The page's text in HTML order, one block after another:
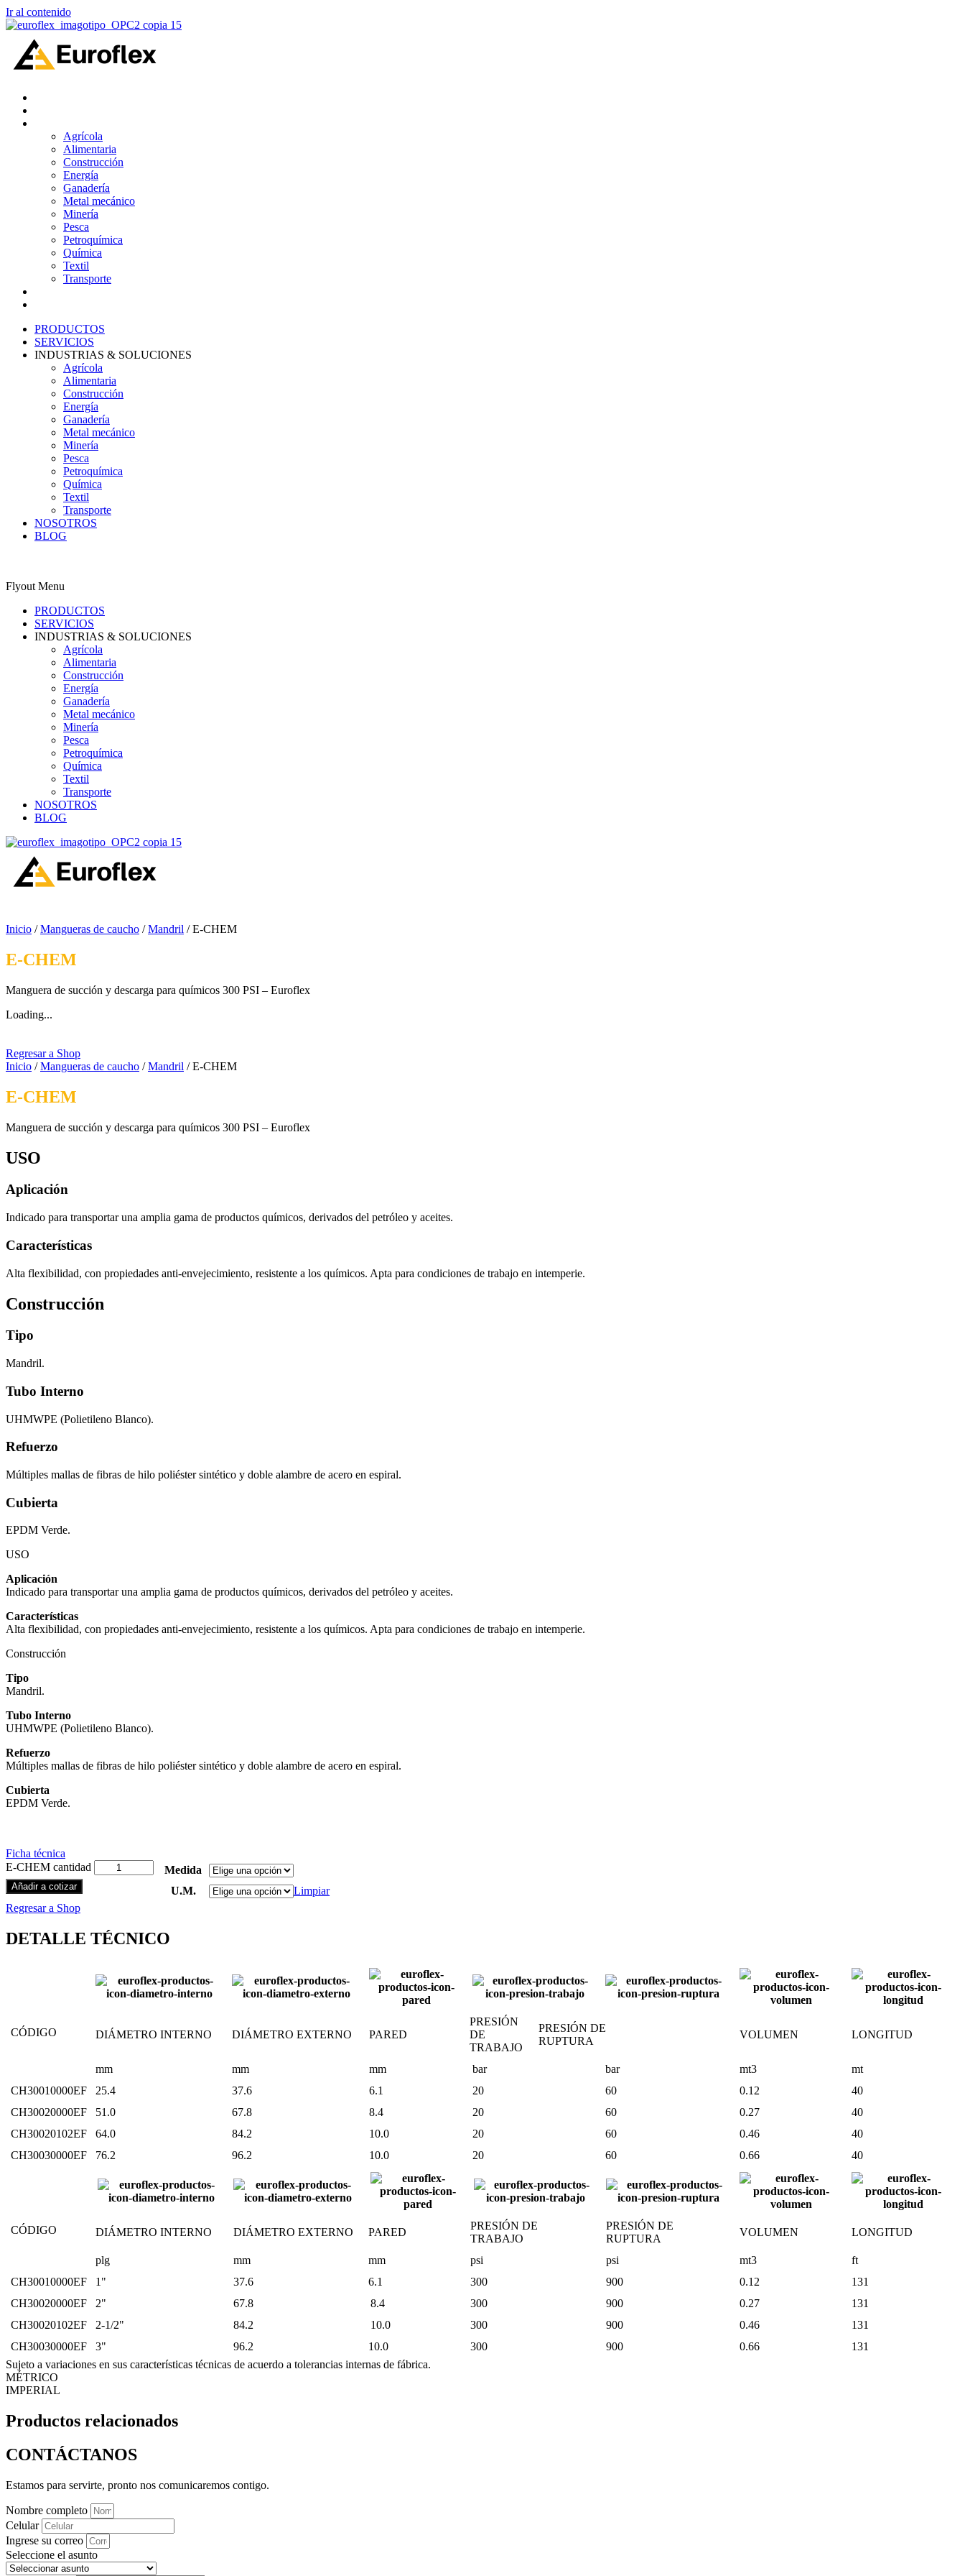
Ir al contenido
Agrícola
Alimentaria
Construcción
Energía
Ganadería
Metal mecánico
Minería
Pesca
Petroquímica
Química
Textil
Transporte
PRODUCTOS
SERVICIOS
INDUSTRIAS & SOLUCIONES
Agrícola
Alimentaria
Construcción
Energía
Ganadería
Metal mecánico
Minería
Pesca
Petroquímica
Química
Textil
Transporte
NOSOTROS
BLOG
Flyout Menu
PRODUCTOS
SERVICIOS
INDUSTRIAS & SOLUCIONES
Agrícola
Alimentaria
Construcción
Energía
Ganadería
Metal mecánico
Minería
Pesca
Petroquímica
Química
Textil
Transporte
NOSOTROS
BLOG
Inicio /Mangueras de caucho /Mandril / E-CHEM
E-CHEM
Manguera de succión y descarga para químicos 300 PSI – Euroflex
Loading...
Regresar a Shop
Inicio /Mangueras de caucho /Mandril / E-CHEM
E-CHEM
Manguera de succión y descarga para químicos 300 PSI – Euroflex
USO
Aplicación
Indicado para transportar una amplia gama de productos químicos, derivados del petróleo y aceites.
Características
Alta flexibilidad, con propiedades anti-envejecimiento, resistente a los químicos. Apta para condiciones de trabajo en intemperie.
Construcción
Tipo
Mandril.
Tubo Interno
UHMWPE (Polietileno Blanco).
Refuerzo
Múltiples mallas de fibras de hilo poliéster sintético y doble alambre de acero en espiral.
Cubierta
EPDM Verde.
USO
Aplicación
Indicado para transportar una amplia gama de productos químicos, derivados del petróleo y aceites.
Características
Alta flexibilidad, con propiedades anti-envejecimiento, resistente a los químicos. Apta para condiciones de trabajo en intemperie.
Construcción
Tipo
Mandril.
Tubo Interno
UHMWPE (Polietileno Blanco).
Refuerzo
Múltiples mallas de fibras de hilo poliéster sintético y doble alambre de acero en espiral.
Cubierta
EPDM Verde.
Ficha técnica
Medida
U.M.
Limpiar
E-CHEM cantidad
Añadir a cotizar
Regresar a Shop
DETALLE TÉCNICO
CÓDIGO DIÁMETRO INTERNO DIÁMETRO EXTERNO PARED
PRESIÓN
DE
TRABAJO
PRESIÓN DE
RUPTURA
VOLUMEN LONGITUD
mm mm mm bar bar mt3
mt
CH30010000EF
25.4 37.6 6.1 20 60 0.12
40
CH30020000EF
51.0 67.8 8.4 20 60 0.27
40
CH30020102EF
64.0 84.2 10.0 20 60 0.46
40
CH30030000EF
76.2 96.2 10.0 20 60 0.66 40
CÓDIGO DIÁMETRO INTERNO DIÁMETRO EXTERNO PARED
PRESIÓN DE
TRABAJO
PRESIÓN DE
RUPTURA
VOLUMEN LONGITUD
plg mm mm psi psi mt3
ft
CH30010000EF
1" 37.6 6.1 300 900 0.12
131
CH30020000EF
2" 67.8 8.4 300 900 0.27
131
CH30020102EF
2-1/2" 84.2 10.0 300 900 0.46
131
CH30030000EF
3" 96.2 10.0 300 900 0.66
131
Sujeto a variaciones en sus características técnicas de acuerdo a tolerancias internas de fábrica.
MÉTRICO
IMPERIAL
Productos relacionados
CONTÁCTANOS
Estamos para servirte, pronto nos comunicaremos contigo.
Nombre completo
Celular
Ingrese su correo
Seleccione el asunto